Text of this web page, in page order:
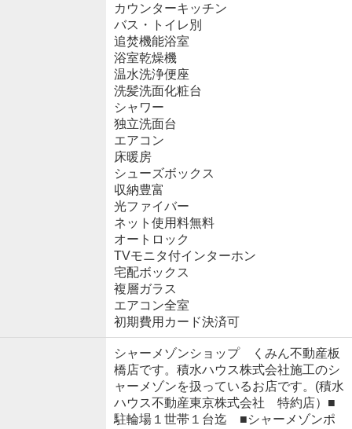
カウンターキッチン
バス・トイレ別
追焚機能浴室
浴室乾燥機
温水洗浄便座
洗髪洗面化粧台
シャワー
独立洗面台
エアコン
床暖房
シューズボックス
収納豊富
光ファイバー
ネット使用料無料
オートロック
TVモニタ付インターホン
宅配ボックス
複層ガラス
エアコン全室
初期費用カード決済可
シャーメゾンショップ くみん不動産板
橋店です。積水ハウス株式会社施工のシ
ャーメゾンを扱っているお店です。(積水
ハウス不動産東京株式会社 特約店）■
駐輪場１世帯１台迄 ■シャーメゾンポ